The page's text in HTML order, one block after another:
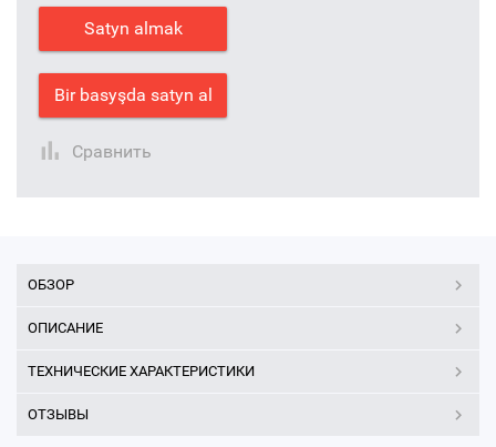
Satyn almak
Bir basyşda satyn al
Сравнить
ОБЗОР
ОПИСАНИЕ
ТЕХНИЧЕСКИЕ ХАРАКТЕРИСТИКИ
ОТЗЫВЫ